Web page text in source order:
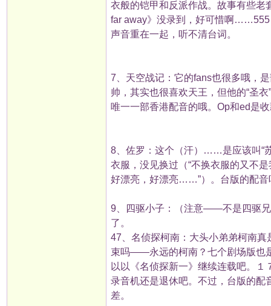
衣般的铠甲和反派作战。故事有些老
far away》没录到，好可惜啊
声音重在一起，听不清台词。
7、天空战记：它的fans也很多哦，
帅，其实也很喜欢天王，但他的“圣
唯一一部香港配音的哦。Op和ed是
8、佐罗：这个（汗）……是应该叫“
衣服，没见换过（“不换衣服的又
好漂亮，好漂亮……”）。台版的配音
9、四驱小子：（注意——不是四驱兄
了。
47、名侦探柯南：大头小弟弟柯南
束吗——永远的柯南？七个剧场版也
以以《名侦探新一》继续连载吧。
录音机还是退休吧。不过，台版的配
差。